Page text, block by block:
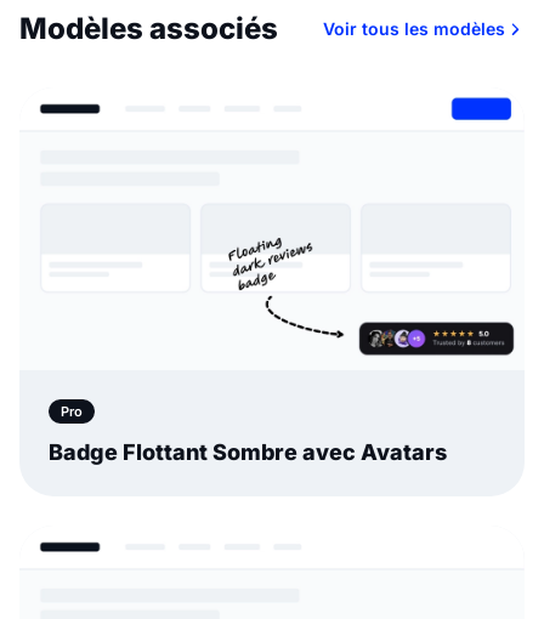
Modèles associés Voir tous les modèles
Pro
Badge Flottant Sombre avec Avatars